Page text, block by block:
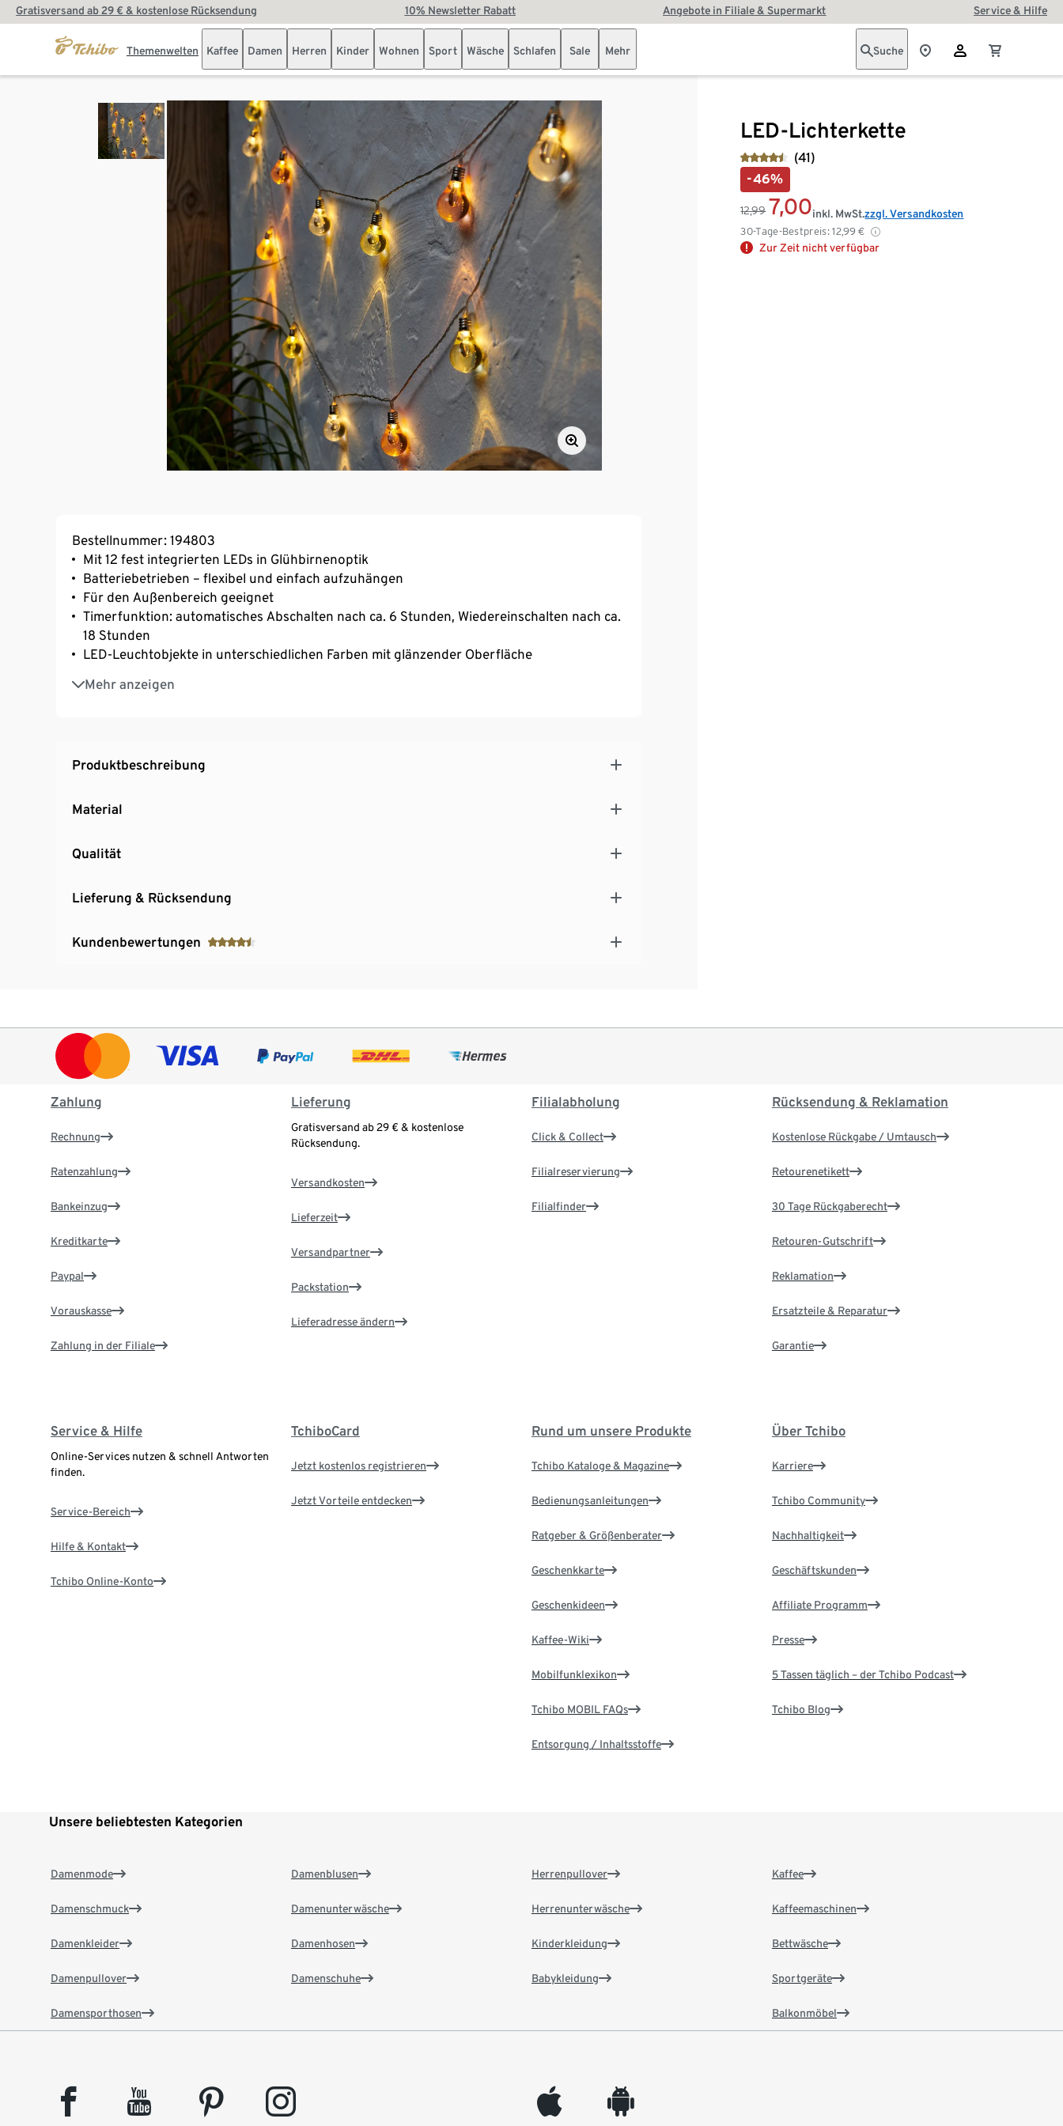
Gratisversand ab 29 € & kostenlose Rücksendung 10% Newsletter Rabatt Angebote in Filiale & Supermarkt Service & Hilfe
Themenwelten Kaffee Damen Herren Kinder Wohnen Sport Wäsche Schlafen Sale Mehr Suche
LED-Lichterkette
(41)
-46%
12,99 7,00
30-Tage-Bestpreis: 12,99 €
inkl. MwSt.zzgl. Versandkosten
Zur Zeit nicht verfügbar
Bestellnummer: 194803
Mit 12 fest integrierten LEDs in Glühbirnenoptik
Batteriebetrieben – flexibel und einfach aufzuhängen
Für den Außenbereich geeignet
Timerfunktion: automatisches Abschalten nach ca. 6 Stunden, Wiedereinschalten nach ca.
18 Stunden
LED-Leuchtobjekte in unterschiedlichen Farben mit glänzender Oberfläche
Mehr anzeigen
Gesamtlänge ca. 270 cm inkl. Aufhängeschlaufe
Produktbeschreibung
Material
Qualität
Lieferung & Rücksendung
Kundenbewertungen
Zahlung
Rechnung
Ratenzahlung
Bankeinzug
Kreditkarte
Paypal
Vorauskasse
Zahlung in der Filiale
Lieferung
Gratisversand ab 29 € & kostenlose
Rücksendung.
Versandkosten
Lieferzeit
Versandpartner
Packstation
Lieferadresse ändern
Filialabholung
Click & Collect
Filialreservierung
Filialfinder
Rücksendung & Reklamation
Kostenlose Rückgabe / Umtausch
Retourenetikett
30 Tage Rückgaberecht
Retouren-Gutschrift
Reklamation
Ersatzteile & Reparatur
Garantie
Service & Hilfe
Online-Services nutzen & schnell Antworten
finden.
Service-Bereich
Hilfe & Kontakt
Tchibo Online-Konto
TchiboCard
Jetzt kostenlos registrieren
Jetzt Vorteile entdecken
Rund um unsere Produkte
Tchibo Kataloge & Magazine
Bedienungsanleitungen
Ratgeber & Größenberater
Geschenkkarte
Geschenkideen
Kaffee-Wiki
Mobilfunklexikon
Tchibo MOBIL FAQs
Entsorgung / Inhaltsstoffe
Über Tchibo
Karriere
Tchibo Community
Nachhaltigkeit
Geschäftskunden
Affiliate Programm
Presse
5 Tassen täglich – der Tchibo Podcast
Tchibo Blog
Unsere beliebtesten Kategorien
Damenmode
Damenschmuck
Damenkleider
Damenpullover
Damensporthosen
Damenblusen
Damenunterwäsche
Damenhosen
Damenschuhe
Herrenpullover
Herrenunterwäsche
Kinderkleidung
Babykleidung
Kaffee
Kaffeemaschinen
Bettwäsche
Sportgeräte
Balkonmöbel
facebook youtube pinterest instagram appleinc android